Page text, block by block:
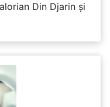
Din Djarin și